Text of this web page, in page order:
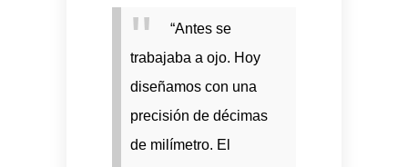
“Antes se
trabajaba a ojo. Hoy
diseñamos con una
precisión de décimas
de milímetro. El